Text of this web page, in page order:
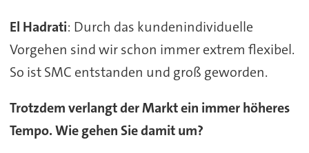
El Hadrati: Durch das kundenindividuelle
Vorgehen sind wir schon immer extrem flexibel.
So ist SMC entstanden und groß geworden.
Trotzdem verlangt der Markt ein immer höheres
Tempo. Wie gehen Sie damit um?